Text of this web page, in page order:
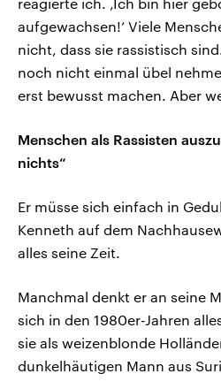
reagierte ich. ‚Ich bin hier
aufgewachsen!’ Viele
nicht, dass sie rassistisch
noch nicht einmal übel
erst bewusst machen. Aber
Menschen als Rassisten
nichts“
Er müsse sich einfach in
Kenneth auf dem
alles seine Zeit.
Manchmal denkt er an seine
sich in den 1980er-Jahren
sie als weizenblonde
dunkelhäutigen Mann aus